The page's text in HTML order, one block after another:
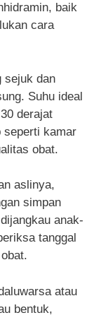
baik
cara
sejuk dan
Suhu ideal
derajat
seperti kamar
obat.
aslinya,
simpan
anak-
tanggal
atau
bentuk,